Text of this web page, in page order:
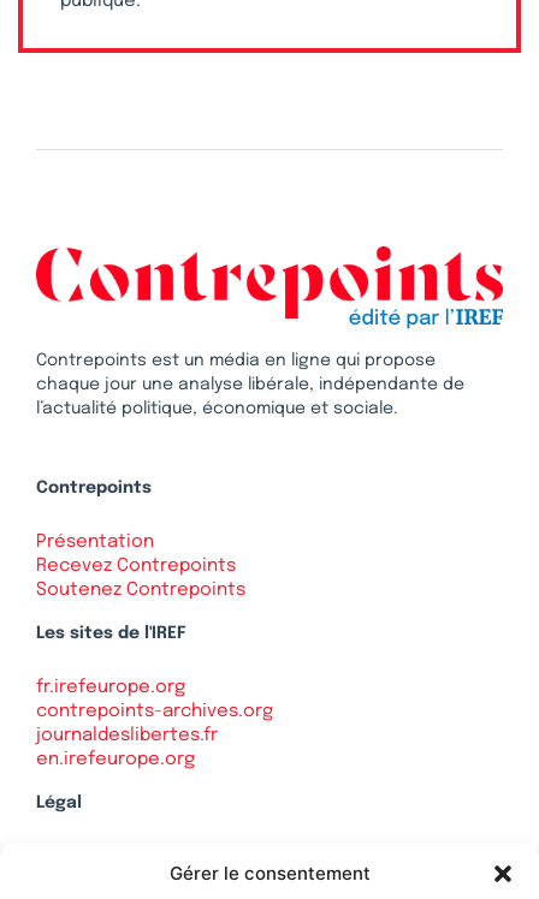
Gérer le consentement
Contrepoints est un média en ligne qui propose
chaque jour une analyse libérale, indépendante de
l’actualité politique, économique et sociale.
Contrepoints
Présentation
Recevez Contrepoints
Soutenez Contrepoints
Les sites de l'IREF
fr.irefeurope.org
contrepoints-archives.org
journaldeslibertes.fr
en.irefeurope.org
Légal
Politique de confidentialité